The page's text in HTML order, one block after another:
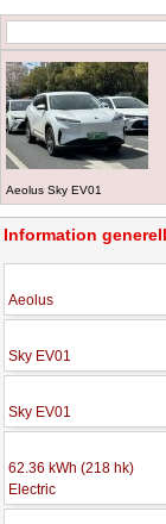
Aeolus Sky EV01
Information
Aeolus
Sky EV01
Sky EV01
62.36 kWh (218 hk)
Electric